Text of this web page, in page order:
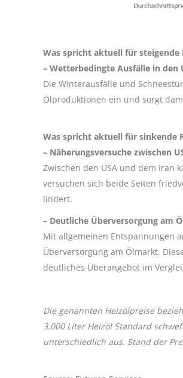
Was spricht aktuell für steigende
– Wetterbedingte Ausfälle in den
Die Winterausfälle und
Ölproduktionen ein und sorgt
Was spricht aktuell für sinkende
– Näherungsversuche zwischen
Zwischen den USA und dem Iran
versuchen sich beide Seiten
lindert.
– Deutliche Überversorgung am
Mit allgemeinen Entspannungen
Überversorgung am Ölmarkt.
deutliches Überangebot im
Die genannten Heizölpreise
3.000 Liter Heizöl Standard
unterschiedlich aus. Stand der